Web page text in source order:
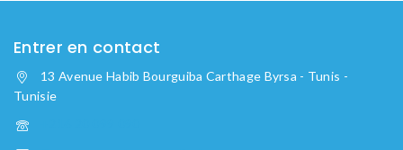
Entrer en contact
13 Avenue Habib Bourguiba Carthage Byrsa - Tunis -
Tunisie